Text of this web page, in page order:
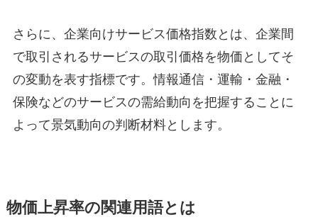
さらに、企業向けサービス価格指数とは、企業間
で取引されるサービスの取引価格を物価としてそ
の変動を表す指標です。情報通信・運輸・金融・
保険などのサービスの需給動向を把握することに
よって景気動向の判断材料とします。
物価上昇率の関連用語とは